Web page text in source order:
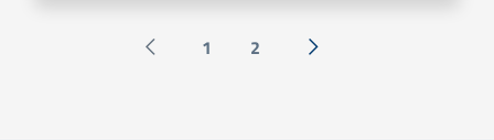
Pagina precedente
1 2 Successiva »